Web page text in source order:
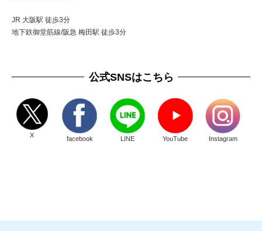
JR 大阪駅 徒歩3分
地下鉄御堂筋線/阪急 梅田駅 徒歩3分
公式SNSはこちら
X facebook LINE YouTube Instagram